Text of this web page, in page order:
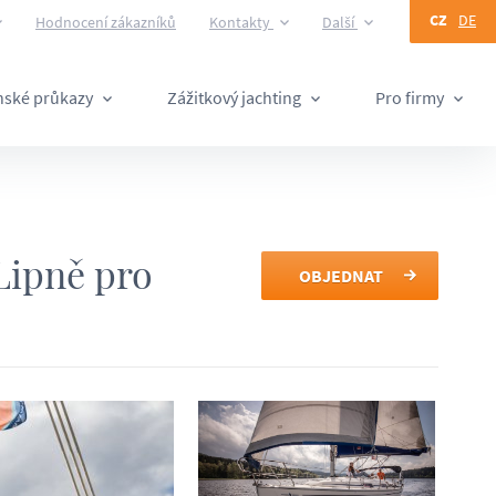
Hodnocení zákazníků Kontakty Další CZ DE
průkazy Zážitkový jachting Pro firmy
pro OBJEDNAT